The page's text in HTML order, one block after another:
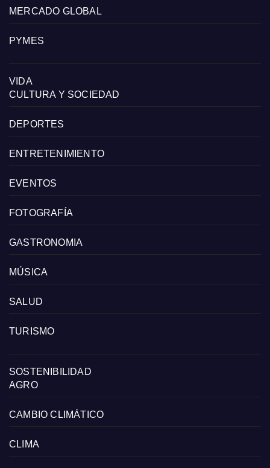
MERCADO GLOBAL
PYMES
VIDA
CULTURA Y SOCIEDAD
DEPORTES
ENTRETENIMIENTO
EVENTOS
FOTOGRAFÍA
GASTRONOMIA
MÚSICA
SALUD
TURISMO
SOSTENIBILIDAD
AGRO
CAMBIO CLIMÁTICO
CLIMA